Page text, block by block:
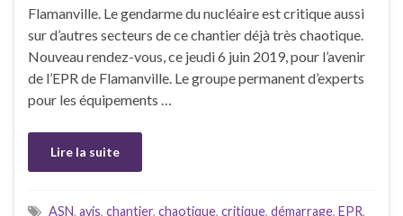
Flamanville. Le gendarme du nucléaire est critique aussi
sur d’autres secteurs de ce chantier déjà très chaotique.
Nouveau rendez-vous, ce jeudi 6 juin 2019, pour l’avenir
de l’EPR de Flamanville. Le groupe permanent d’experts
pour les équipements …
Lire la suite
ASN, avis, chantier, chaotique, critique, démarrage, EPR,